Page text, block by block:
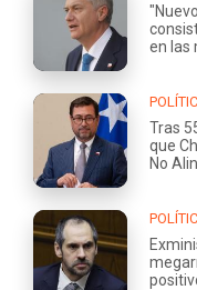
en las
Tras
que
No